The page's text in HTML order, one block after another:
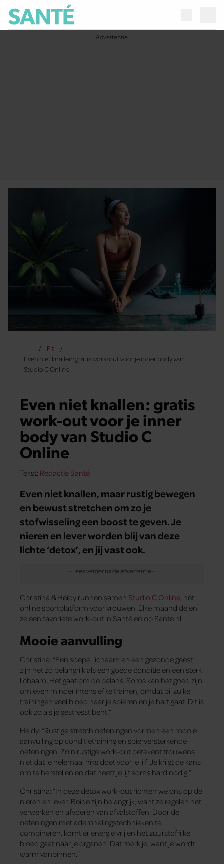
Fit
Even niet knallen: gratis work-out voor je inner body van
Studio C Online
Even niet knallen: gratis
work-out voor je inner
body van Studio C
Online
Tekst: Redactie Santé
Even niet knallen, maar rustig bewegen
en bewust stretchen om zo je
stofwisseling een boost te geven. Je
nieren en lever worden blij van deze
lichte ‘detox’, en jij vast ook.
Christina & Heidy runnen samen Studio C Online, hét
online sportplatform voor vrouwen. Elke maand delen
ze een favoriete work-out in Santé en op Sante.nl.
Mooie aanvulling
Christina: “Een soepel lichaam en een gezonde geest
zijn net zo belangrijk als een goede conditie en een sterk
lichaam. Het gaat om de balans. Soms kan het goed zijn
om even minder intensief te trainen, omdat bij zulke
trainingen veel bloed naar je spieren en je hart gaat. Dit is
ook zo als je gestresst bent.”
Heidy: “Rustige stretch oefeningen vormen een mooie
aanvulling op conditietraining en spierversterkende
oefeningen. Zo’n rustige work-out betekent trouwens
niet dat je helemaal níks doet voor je lijf. Je krijgt de kans
om te herstellen en dat heeft je lijf soms hard nodig.”
Christina: “In deze detox work-out richten we ons op de
nieren en lever. Beide zijn belangrijk, want ze regelen het
verwerken en afvoeren van afvalstoffen. Door de
oefeningen met ademhalingstechnieken te
combineren, komt er energie vrij en het zuurstofrijke
bloed gaat naar je organen. Dat merk je, want je wordt
warm vanbinnen.”